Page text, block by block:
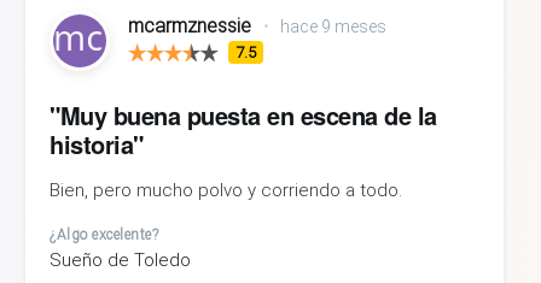
mcarmznessie • hace 9 meses
7.5
"Muy buena puesta en escena de la
historia"
Bien, pero mucho polvo y corriendo a todo.
¿Algo excelente?
Sueño de Toledo